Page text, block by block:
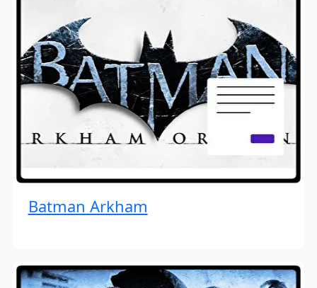
Batman Arkham